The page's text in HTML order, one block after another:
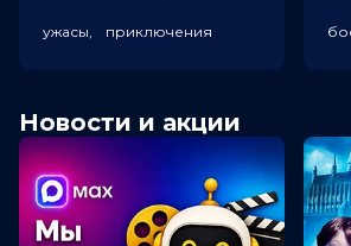
ужасы, приключения
Новости и акции